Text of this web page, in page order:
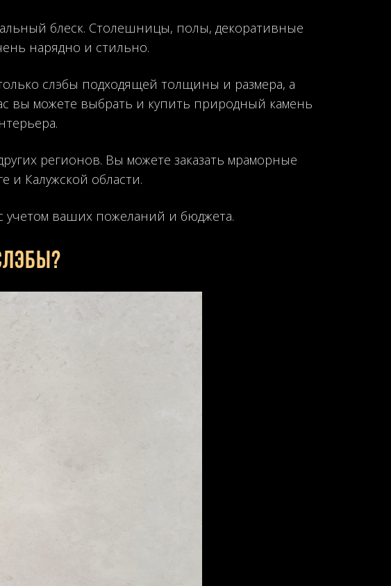
блеск. Столешницы, полы, декоративные
нарядно и стильно.
слэбы подходящей толщины и размера, а
вы можете выбрать и купить природный камень
регионов. Вы можете заказать мраморные
и Калужской области.
ваших пожеланий и бюджета.